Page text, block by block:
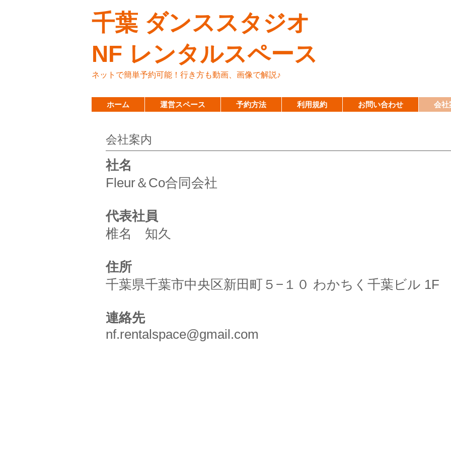
千葉 ダンススタジオ
NF レンタルスペース
ネットで簡単予約可能！行き方も動画、画像で解説♪
ホーム 運営スペース 予約方法 利用規約 お問い合わせ 会社
会社案内
社名
Fleur＆Co合同会社
代表社員
椎名 知久
住所
千葉県千葉市中央区新田町５−１０ わかちく千葉ビル 1F
連絡先
nf.rentalspace@gmail.com